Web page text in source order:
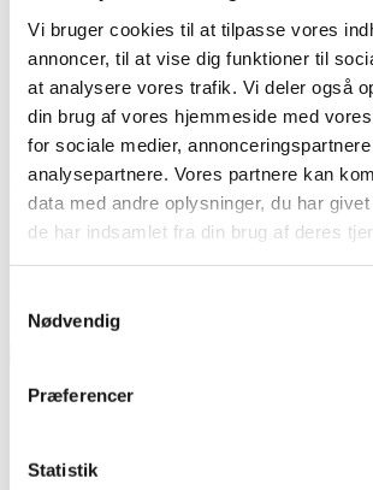
Vi bruger cookies til at tilpasse vores
annoncer, til at vise dig funktioner til
at analysere vores trafik. Vi deler også
din brug af vores hjemmeside med
for sociale medier,
analysepartnere. Vores partnere kan
data med andre oplysninger, du har
de har indsamlet fra din brug af deres
Nødvendig
Præferencer
Statistik
18 stk.
Valsemøllen Boller Bageblanding
2 breve Valsemøllen tørgær (svarer til 50 g
5½ dl vand (ca. 25°C, lidt koldere end lunkent)
Fyld
1 lille glas pizzasovs
150 g skinke i strimler
Sådan gør du
Bland posens indhold med Valsemøllen
tilsæt vand.